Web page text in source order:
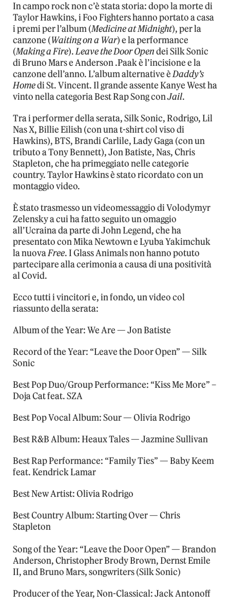
In campo rock non c’è stata storia: dopo la morte di
Taylor Hawkins, i Foo Fighters hanno portato a casa
i premi per l’album (Medicine at Midnight), per la
canzone (Waiting on a War) e la performance
(Making a Fire).Leave the Door Opendei Silk Sonic
di Bruno Mars e Anderson .Paak è l’incisione e la
canzone dell’anno. L’album alternative èDaddy’s
Homedi St. Vincent. Il grande assente Kanye West ha
vinto nella categoria Best Rap Song conJail.
Tra i performer della serata, Silk Sonic, Rodrigo, Lil
Nas X, Billie Eilish (con una t-shirt col viso di
Hawkins), BTS, Brandi Carlile, Lady Gaga (con un
tributo a Tony Bennett), Jon Batiste, Nas, Chris
Stapleton, che ha primeggiato nelle categorie
country. Taylor Hawkins è stato ricordato con un
montaggio video.
È stato trasmesso un videomessaggio di Volodymyr
Zelensky a cui ha fatto seguito un omaggio
all’Ucraina da parte di John Legend, che ha
presentato con Mika Newtown e Lyuba Yakimchuk
la nuovaFree. I Glass Animals non hanno potuto
partecipare alla cerimonia a causa di una positività
al Covid.
Ecco tutti i vincitori e, in fondo, un video col
riassunto della serata:
Album of the Year: We Are — Jon Batiste
Record of the Year: “Leave the Door Open” — Silk
Sonic
Best Pop Duo/Group Performance: “Kiss Me More” –
Doja Cat feat. SZA
Best Pop Vocal Album: Sour — Olivia Rodrigo
Best R&B Album: Heaux Tales — Jazmine Sullivan
Best Rap Performance: “Family Ties” — Baby Keem
feat. Kendrick Lamar
Best New Artist: Olivia Rodrigo
Best Country Album: Starting Over — Chris
Stapleton
Song of the Year: “Leave the Door Open” — Brandon
Anderson, Christopher Brody Brown, Dernst Emile
II, and Bruno Mars, songwriters (Silk Sonic)
Producer of the Year, Non-Classical: Jack Antonoff